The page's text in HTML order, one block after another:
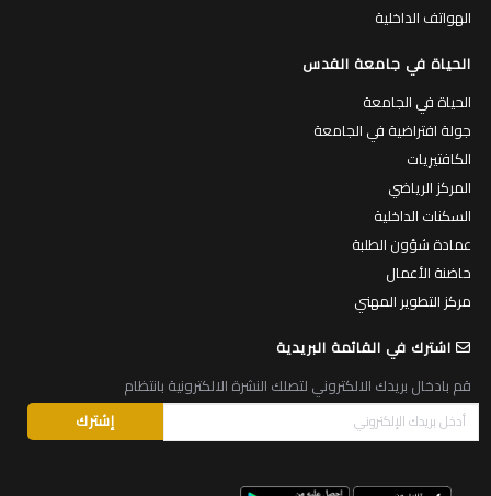
الهواتف الداخلية
الحياة في جامعة القدس
الحياة في الجامعة
جولة افتراضية في الجامعة
الكافتيريات
المركز الرياضي
السكنات الداخلية
عمادة شؤون الطلبة
حاضنة الأعمال
مركز التطوير المهني
اشترك في القائمة البريدية
قم بادخال بريدك الالكتروني لتصلك النشرة الالكترونية بانتظام